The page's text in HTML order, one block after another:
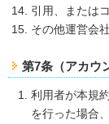
引用、または
その他運営会
第7条（アカウ
利用者が本規
を行った場合